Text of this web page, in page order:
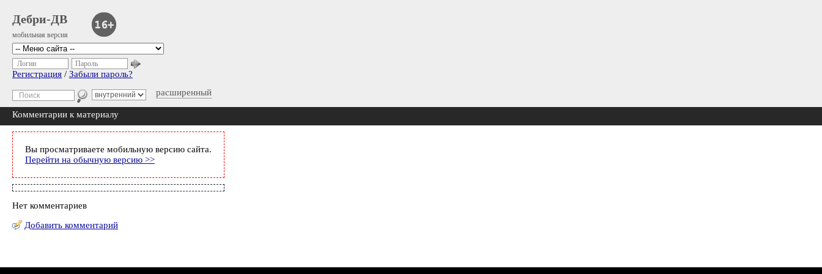
Дебри-ДВ
мобильная версия
расширенный
Логин Пароль
Регистрация / Забыли пароль?
Комментарии к материалу
Вы просматриваете мобильную версию сайта.
Перейти на обычную версию >>
Нет комментариев
Добавить комментарий